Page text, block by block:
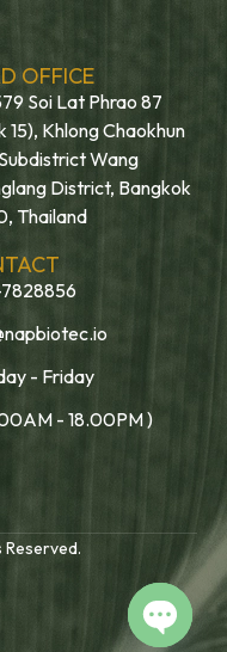
OFFICE
Soi Lat Phrao 87
15), Khlong Chaokhun
Wang
District, Bangkok
Thailand
- Friday
- 18.00PM )
Reserved.